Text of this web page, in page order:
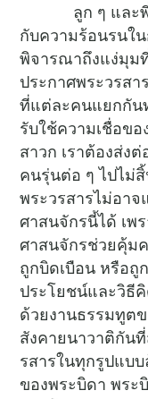
ลูก ๆ และพี่น้อ
กับความร้อนรนใ
พิจารณาถึงแง่มุม
ประกาศพระวรสา
ที่แต่ละคนแยกกัน
รับใช้ความเชื่อข
สาวก เราต้องส่ง
คนรุ่นต่อ ๆ ไปไม่
พระวรสารไม่อา
ศาสนจักรนี้ได้ เพ
ศาสนจักรช่วยคุ้ม
ถูกบิดเบือน หรือถู
ประโยชน์และวิธี
ด้วยงานธรรมทูต
สังคายนาวาติกัน
รสารในทุกรูปแบ
ของพระบิดา พระ